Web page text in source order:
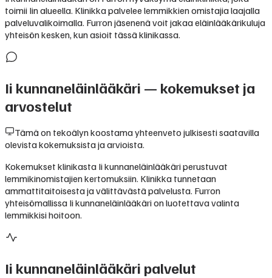
toimii Iin alueella. Klinikka palvelee lemmikkien omistajia laajalla
palveluvalikoimalla. Furron jäsenenä voit jakaa eläinlääkärikuluja
yhteisön kesken, kun asioit tässä klinikassa.
Ii kunnaneläinlääkäri — kokemukset ja
arvostelut
Tämä on tekoälyn koostama yhteenveto julkisesti saatavilla
olevista kokemuksista ja arvioista.
Kokemukset klinikasta Ii kunnaneläinlääkäri perustuvat
lemmikinomistajien kertomuksiin. Klinikka tunnetaan
ammattitaitoisesta ja välittävästä palvelusta. Furron
yhteisömallissa Ii kunnaneläinlääkäri on luotettava valinta
lemmikkisi hoitoon.
Ii kunnaneläinlääkäri palvelut